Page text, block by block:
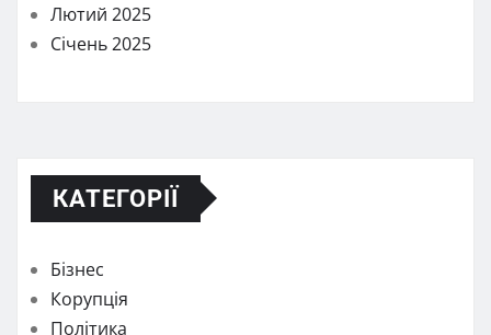
Лютий 2025
Січень 2025
КАТЕГОРІЇ
Бізнес
Корупція
Політика